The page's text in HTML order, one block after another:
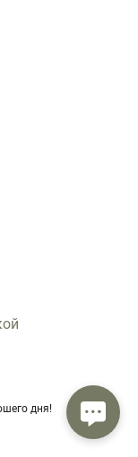
дня!